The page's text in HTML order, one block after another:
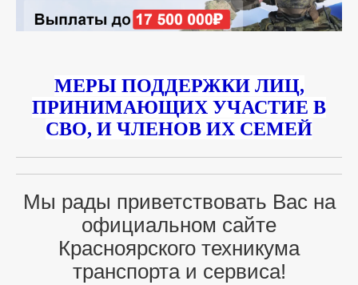
МЕРЫ ПОДДЕРЖКИ ЛИЦ,
ПРИНИМАЮЩИХ УЧАСТИЕ В
СВО, И ЧЛЕНОВ ИХ СЕМЕЙ
Мы рады приветствовать Вас на
официальном сайте
Красноярского техникума
транспорта и сервиса!